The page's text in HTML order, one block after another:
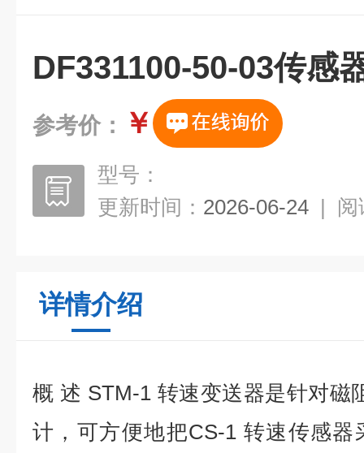
DF331100-50-03传感
参考价： ￥
型号：
更新时间： 2026-06-24 | 阅
详情介绍
概 述 STM-1 转速变送器是针对磁
计，可方便地把CS-1 转速传感